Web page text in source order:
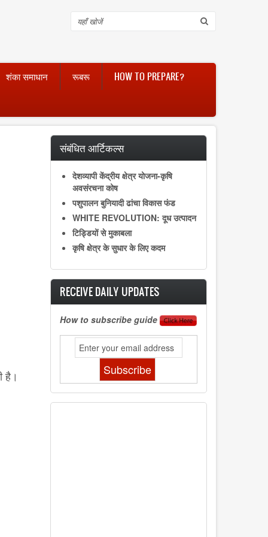
Search
शंका समाधान रूबरू HOW TO PREPARE?
है।
संबंधित आर्टिकल्स
देशव्यापी केंद्रीय क्षेत्र योजना-कृषि
अवसंरचना कोष
पशुपालन बुनियादी ढांचा विकास फंड
WHITE REVOLUTION: दूध उत्पादन
टिड्डियों से मुकाबला
कृषि क्षेत्र के सुधार के लिए कदम
RECEIVE DAILY UPDATES
How to subscribe guide